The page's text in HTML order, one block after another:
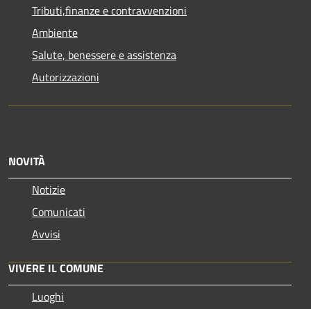
Tributi,finanze e contravvenzioni
Ambiente
Salute, benessere e assistenza
Autorizzazioni
NOVITÀ
Notizie
Comunicati
Avvisi
VIVERE IL COMUNE
Luoghi